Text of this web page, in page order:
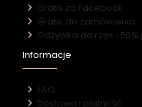
Gratis za Facebook
Gratis do zamówienia
Odżywka do rzęs -50%
Informacje
FAQ
Dostawa i płatność